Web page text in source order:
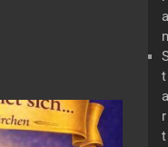
a
n
t
a
r
t